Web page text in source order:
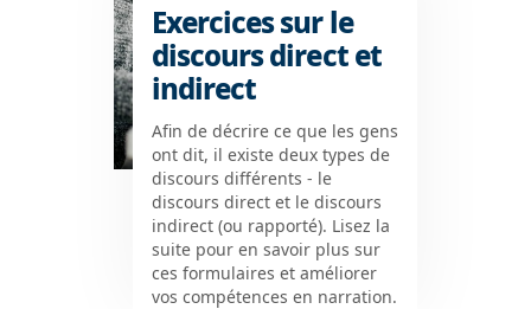
Exercices sur le
discours direct et
indirect
Afin de décrire ce que les gens
ont dit, il existe deux types de
discours différents - le
discours direct et le discours
indirect (ou rapporté). Lisez la
suite pour en savoir plus sur
ces formulaires et améliorer
vos compétences en narration.